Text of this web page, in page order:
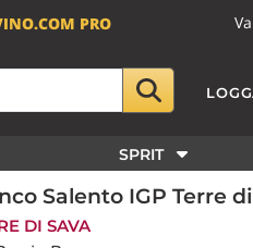
PRO
SPRIT
Salento IGP Terre
DI SAVA